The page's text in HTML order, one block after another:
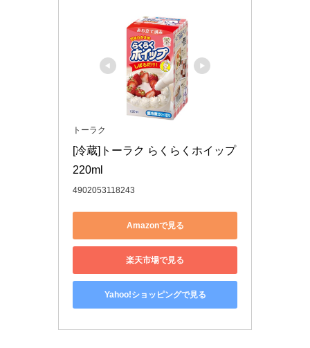
トーラク
[冷蔵]トーラク らくらくホイップ
220ml
4902053118243
Amazonで見る
楽天市場で見る
Yahoo!ショッピングで見る